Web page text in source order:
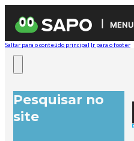
MENU
Saltar para o conteúdo principal Ir para o footer
Pesquisar no
site